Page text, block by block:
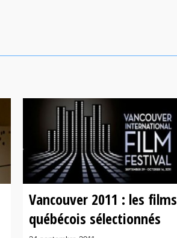
Vancouver 2011 : les films
québécois sélectionnés